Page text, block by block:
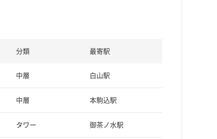
分類 最寄駅
中層 白山駅
中層 本駒込駅
タワー 御茶ノ水駅